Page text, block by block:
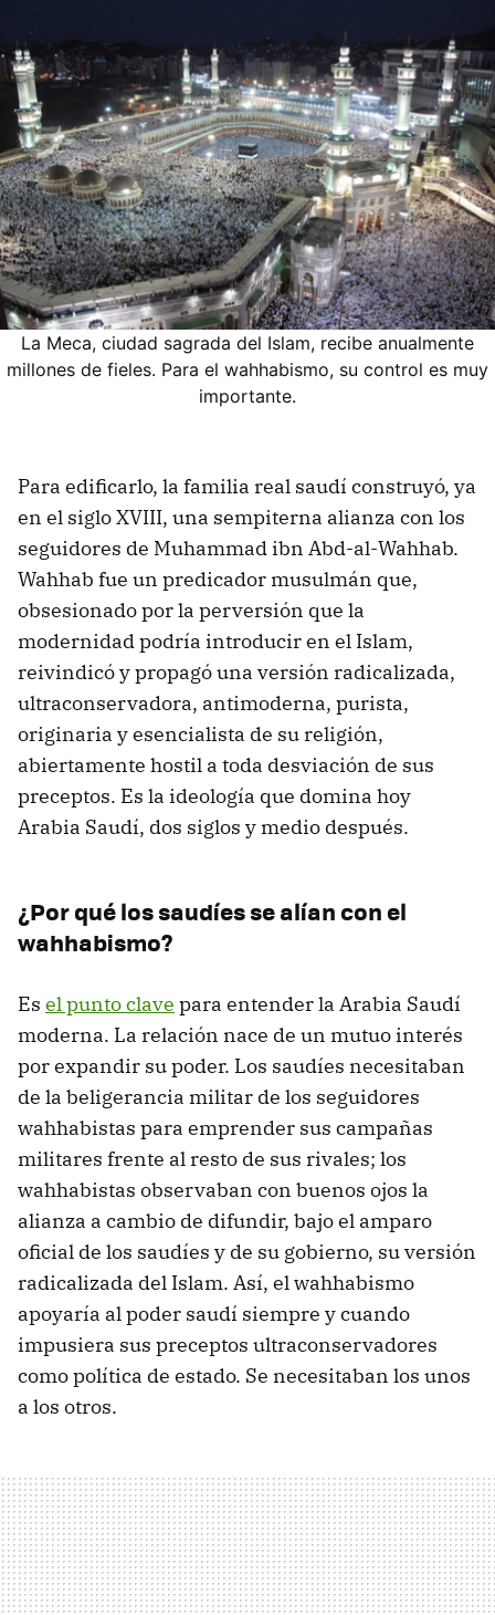
La Meca, ciudad sagrada del Islam, recibe anualmente
millones de fieles. Para el wahhabismo, su control es muy
importante.
Para edificarlo, la familia real saudí construyó, ya
en el siglo XVIII, una sempiterna alianza con los
seguidores de Muhammad ibn Abd-al-Wahhab.
Wahhab fue un predicador musulmán que,
obsesionado por la perversión que la
modernidad podría introducir en el Islam,
reivindicó y propagó una versión radicalizada,
ultraconservadora, antimoderna, purista,
originaria y esencialista de su religión,
abiertamente hostil a toda desviación de sus
preceptos. Es la ideología que domina hoy
Arabia Saudí, dos siglos y medio después.
¿Por qué los saudíes se alían con el
wahhabismo?
Es el punto clave para entender la Arabia Saudí
moderna. La relación nace de un mutuo interés
por expandir su poder. Los saudíes necesitaban
de la beligerancia militar de los seguidores
wahhabistas para emprender sus campañas
militares frente al resto de sus rivales; los
wahhabistas observaban con buenos ojos la
alianza a cambio de difundir, bajo el amparo
oficial de los saudíes y de su gobierno, su versión
radicalizada del Islam. Así, el wahhabismo
apoyaría al poder saudí siempre y cuando
impusiera sus preceptos ultraconservadores
como política de estado. Se necesitaban los unos
a los otros.